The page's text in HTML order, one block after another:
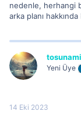
nedenle, herhangi
arka planı
tosunami
Yeni Üye
14 Eki 2023